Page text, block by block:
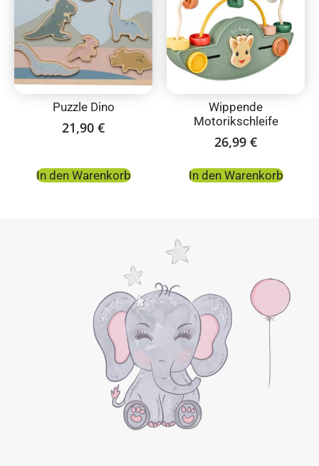
Puzzle Dino
21,90 €
In den Warenkorb
Wippende
Motorikschleife
26,99 €
In den Warenkorb